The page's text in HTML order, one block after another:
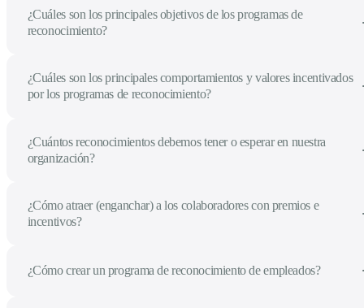
¿Cuáles son los principales objetivos de los programas de
reconocimiento?
¿Cuáles son los principales comportamientos y valores incentivados
por los programas de reconocimiento?
¿Cuántos reconocimientos debemos tener o esperar en nuestra
organización?
¿Cómo atraer (enganchar) a los colaboradores con premios e
incentivos?
¿Cómo crear un programa de reconocimiento de empleados?